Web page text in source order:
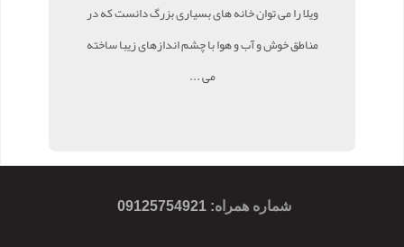
ویلا را می توان خانه های بسیاری بزرگ دانست که در
مناطق خوش و آب و هوا با چشم اندازهای زیبا ساخته
می ...
شماره همراه:
09125754921